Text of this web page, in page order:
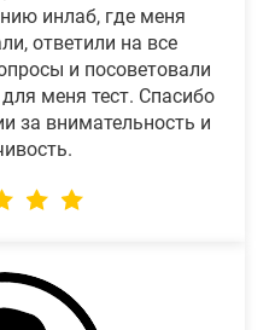
инлаб, где меня
ответили на все
и посоветовали
меня тест. Спасибо
за внимательность и